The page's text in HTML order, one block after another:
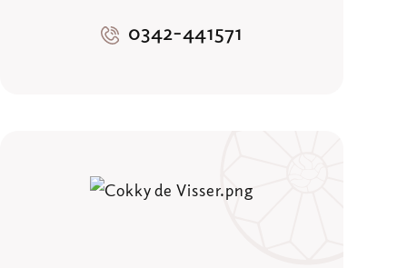
0342-441571